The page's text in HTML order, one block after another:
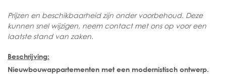
Prijzen en beschikbaarheid zijn onder voorbehoud. Deze
kunnen snel wijzigen, neem contact met ons op voor een
laatste stand van zaken.
Beschrijving:
Nieuwbouwappartementen met een modernistisch ontwerp.